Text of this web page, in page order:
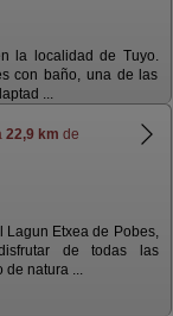
la localidad de Tuyo.
con baño, una de las
...
22,9 km de
Etxea de Pobes,
de todas las
de natura ...